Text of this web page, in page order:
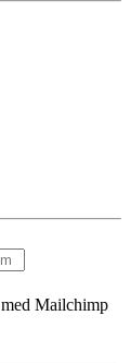
med Mailchimp